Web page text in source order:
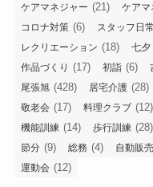
ケアマネジャー (21) ケアマ
コロナ対策 (6) スタッフ日常
レクリエーション (18) 七夕
作品づくり (17) 初詣 (6)
尾張旭 (428) 居宅介護 (28)
敬老会 (17) 料理クラブ (12)
機能訓練 (14) 歩行訓練 (28)
節分 (9) 総務 (4) 自動販
運動会 (12)